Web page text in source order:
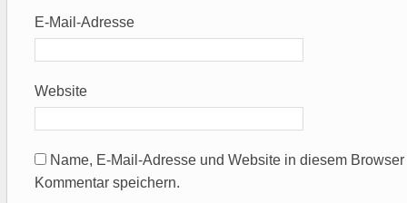
E-Mail-Adresse
Website
Name, E-Mail-Adresse und Website in diesem
Kommentar speichern.